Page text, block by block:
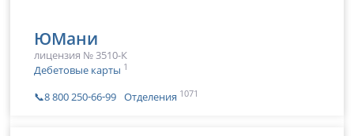
ЮМани
лицензия № 3510-К
Дебетовые карты 1
📞8 800 250‑66‑99 Отделения 1071